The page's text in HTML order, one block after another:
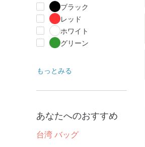
ブラック
レッド
ホワイト
グリーン
もっとみる
あなたへのおすすめ
台湾 バッグ